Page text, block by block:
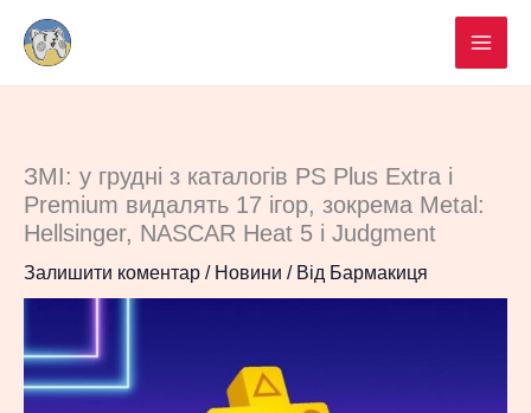
Перейти
вмісту
ЗМІ: у грудні з каталогів PS Plus Extra і
Premium видалять 17 ігор, зокрема Metal:
Hellsinger, NASCAR Heat 5 і Judgment
Залишити коментар / Новини / Від Бармакиця